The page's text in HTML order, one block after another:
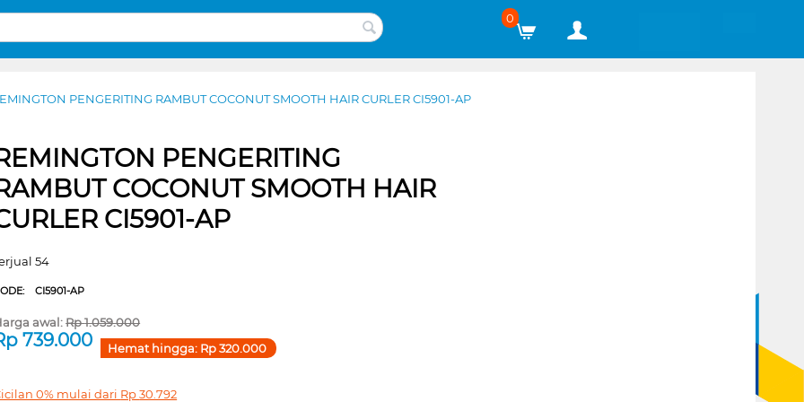
0
PENGERITING RAMBUT COCONUT SMOOTH HAIR CURLER CI5901-AP
PENGERITING
COCONUT SMOOTH HAIR
CI5901-AP
54
CI5901-AP
awal:Rp1.059.000
739.000 Hemat hingga: Rp320.000
0% mulai dari Rp30.792